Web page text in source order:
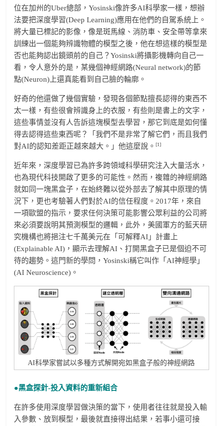
位在加州的Uber總部，Yosinski像許多AI科學家一樣，想辦
法要把深度學習(Deep Learning)應用在他們的自駕系統上。
將大量已標記的影像，像是斑馬線、消防車、安全帶等拿來
訓練出一個能夠辨識物體的模型之後，他在想這樣的模型是
否也能夠認出鏡頭前的自己？Yosinski將攝影機轉向自己一
看，令人意外的是，某幾個神經網路(Neural network)的節
點(Neuron)上還真能看到自己臉的輪廓。
好奇的他還做了幾個實驗，發現各個節點擅長認得的東西不
太一樣，有些很會辨識身上的衣服，有些則是書上的文字，
這些事情並沒有人告訴這塊模型去學習，那它到底是如何懂
得去認得這些東西呢？「我們不是非常了解它們，而且我們
對AI的認知差距正越來越大。」他這麼說。[1]
近年來，深度學習已為許多跨領域科學研究注入大量活水，
也為現代科技開啟了更多的可能性。然而，複雜的神經網路
就如同一塊黑盒子，在始終難以從外部去了解其中原理的情
況下，更也考驗著人們對於AI的信任程度。2017年，來自
一項歐盟的指示，要求任何決策可能影響公眾利益的公司將
來必須要說明其預測模型的邏輯，此外，美國軍方的藍天研
究機構也將挹注七千萬美元在「可解釋AI」計畫上
(Explainable AI)，顯示去理解AI、打開黑盒子已是個迫不可
待的趨勢。這門新的學問，Yosinski稱它叫作「AI神經學」
(AI Neuroscience)。
AI科學家嘗試以多種方式解開宛如黑盒子般的神經網路
●黑盒探針-投入資料的重新組合
在許多使用深度學習做決策的當下，使用者往往就是投入輸
入參數、放到模型，最後就直接得出結果，若事小還可接